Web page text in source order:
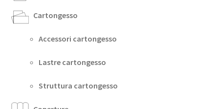
Cartongesso
Accessori cartongesso
Lastre cartongesso
Struttura cartongesso